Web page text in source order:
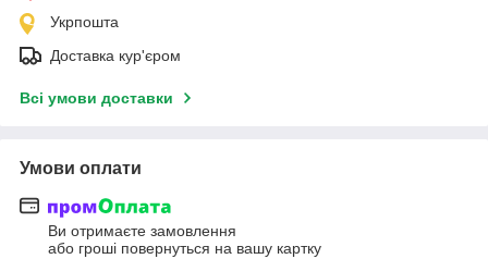
Укрпошта
Доставка кур'єром
Всі умови доставки
Умови оплати
Ви отримаєте замовлення
або гроші повернуться на вашу картку